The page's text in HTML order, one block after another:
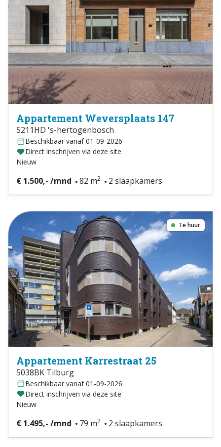
Appartement Weversplaats 147
5211HD 's-hertogenbosch
Beschikbaar vanaf 01-09-2026
Direct inschrijven via deze site
Nieuw
€ 1.500,- /mnd 82 m2 2 slaapkamers
Te huur
Appartement Karrestraat 25
5038BK Tilburg
Beschikbaar vanaf 01-09-2026
Direct inschrijven via deze site
Nieuw
€ 1.495,- /mnd 79 m2 2 slaapkamers